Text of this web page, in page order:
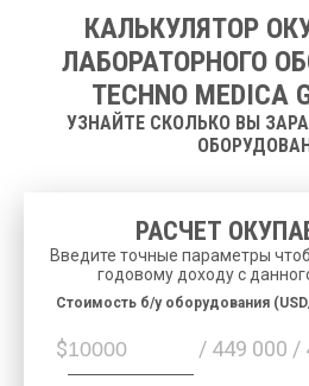
КАЛЬКУЛЯТОР
ЛАБОРАТОРНОГО
TECHNO MEDICA
УЗНАЙТЕ СКОЛЬКО ВЫ
РАСЧЕТ
Введите точные параметры
годовому доходу с
$ / 449 000 /
Cтоимость б/у оборудования